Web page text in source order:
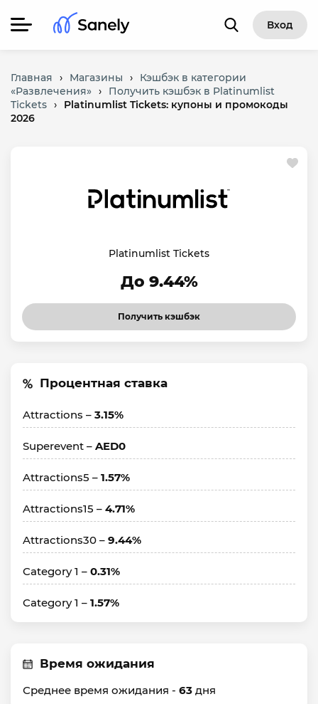
Вход
Главная › Магазины ›
Кэшбэк в категории
«Развлечения» ›
Получить кэшбэк в Platinumlist
Tickets ›
Platinumlist Tickets: купоны и промокоды
2026
Platinumlist Tickets
До 9.44%
Получить кэшбэк
Процентная ставка
Attractions – 3.15%
Superevent – AED0
Attractions5 – 1.57%
Attractions15 – 4.71%
Attractions30 – 9.44%
Category 1 – 0.31%
Category 1 – 1.57%
Время ожидания
Среднее время ожидания - 63 дня